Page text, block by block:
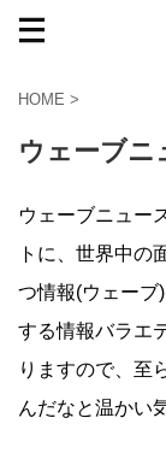
HOME >
ウェーブニ
ウェーブニュー
トに、世界中の
つ情報(ウェーブ
する情報バラエ
りますので、至
んだなと温かい